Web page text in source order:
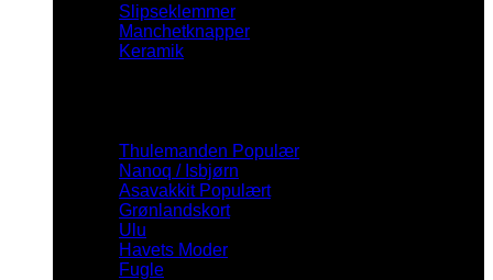
Slipseklemmer
Manchetknapper
Keramik
Thulemanden
Nanoq / Isbjørn
Asavakkit
Grønlandskort
Ulu
Havets Moder
Fugle